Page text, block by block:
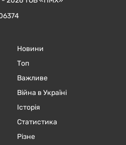
Новини
Топ
Важливе
Війна в Україні
Історія
Статистика
Різне